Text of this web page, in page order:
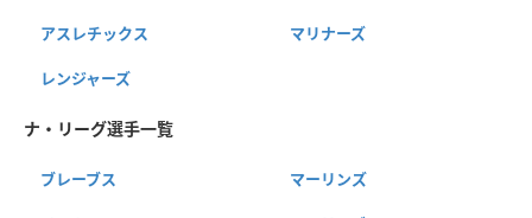
アスレチックス マリナーズ
レンジャーズ
ナ・リーグ選手一覧
ブレーブス マーリンズ